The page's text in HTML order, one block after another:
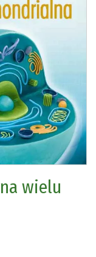
wielu